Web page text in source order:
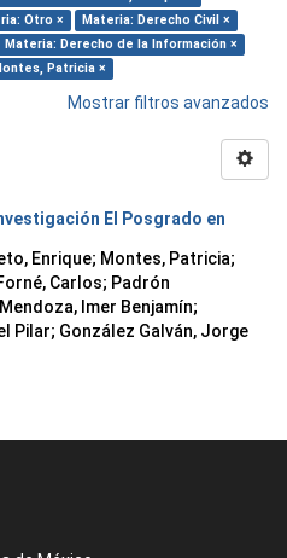
Otro ×
Materia: Derecho Civil ×
Materia: Derecho de la Información ×
Patricia ×
Mostrar filtros avanzados
El Posgrado en
Enrique; Montes, Patricia;
Carlos; Padrón
Imer Benjamín;
Pilar; González Galván, Jorge